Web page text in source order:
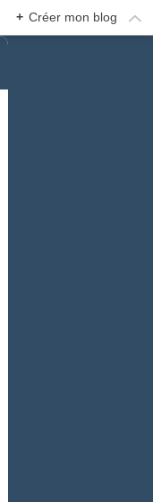
+ Créer mon blog